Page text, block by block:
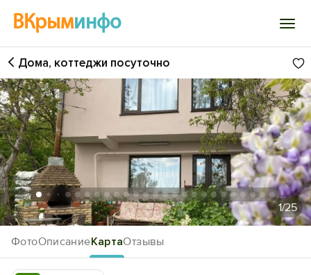
ВКрыминфо
Войти
Избранное
История просмотра
Добавить свой объект
ФотоОписаниеКартаОтзывы
Дома, коттеджи посуточно
1/25